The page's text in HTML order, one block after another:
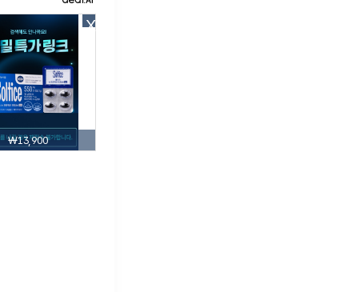
X
₩13,900